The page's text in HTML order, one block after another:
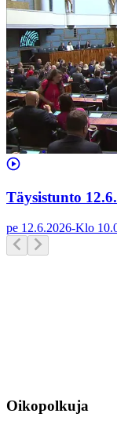
Täysistunto
pe 12.6.2026-Klo
Oikopolkuja